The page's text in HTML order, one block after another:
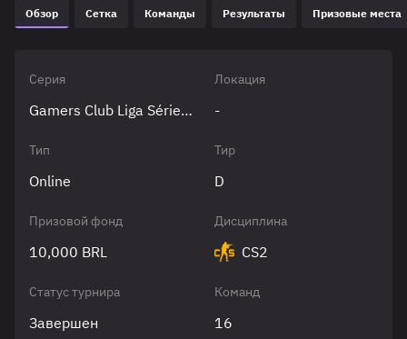
Обзор Сетка Команды Результаты Призовые места
Серия
Gamers Club Liga Série A
Локация
-
Тип
Online
Тир
D
Призовой фонд
10,000 BRL
Дисциплина
CS2
Статус турнира
Завершен
Команд
16